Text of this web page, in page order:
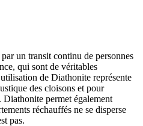
un transit continu de personnes
qui sont de véritables
de Diathonite représente
des cloisons et pour
permet également
réchauffés ne se disperse
pas.